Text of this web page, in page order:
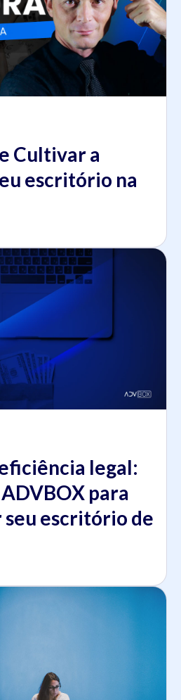
Cultivar a
escritório na
legal:
para
escritório de